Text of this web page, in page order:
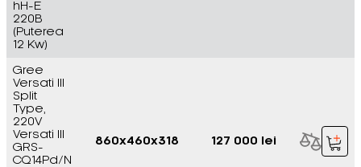
hH-E
220В
(Puterea
12 Kw)
Gree
Versati III
Split
Type,
220V
Versati III
GRS-
CQ14Pd/N
860x460x318 127 000 lei